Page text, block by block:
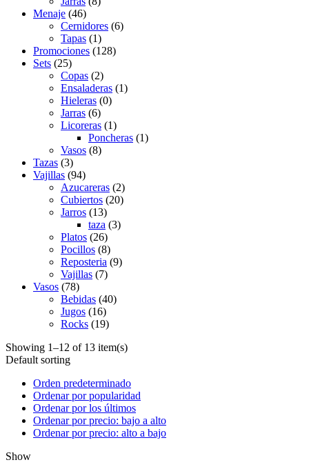
Menaje (46)
Cernidores (6)
Tapas (1)
Promociones (128)
Sets (25)
Copas (2)
Ensaladeras (1)
Hieleras (0)
Jarras (6)
Licoreras (1)
Poncheras (1)
Vasos (8)
Tazas (3)
Vajillas (94)
Azucareras (2)
Cubiertos (20)
Jarros (13)
taza (3)
Platos (26)
Pocillos (8)
Reposteria (9)
Vajillas (7)
Vasos (78)
Bebidas (40)
Jugos (16)
Rocks (19)
Showing 1–12 of 13 item(s)
Default sorting
Orden predeterminado
Ordenar por popularidad
Ordenar por los últimos
Ordenar por precio: bajo a alto
Ordenar por precio: alto a bajo
Show